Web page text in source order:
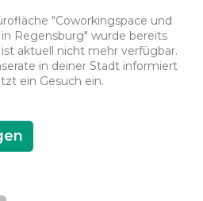
"Coworkingspace und
Regensburg" wurde bereits
aktuell nicht mehr verfügbar.
in deiner Stadt informiert
ein Gesuch ein.